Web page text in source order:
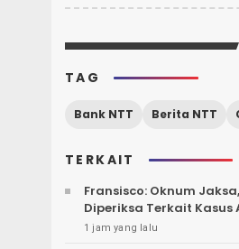
TAG
Bank NTT Berita NTT
TERKAIT
Fransisco: Oknum
Diperiksa Terkait Kasus
1 jam yang lalu